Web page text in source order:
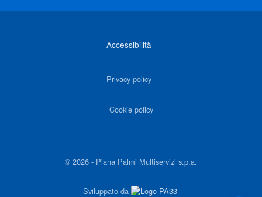
Accessibilità
Privacy policy
Cookie policy
©2026 - Piana Palmi Multiservizi s.p.a.
Sviluppato da